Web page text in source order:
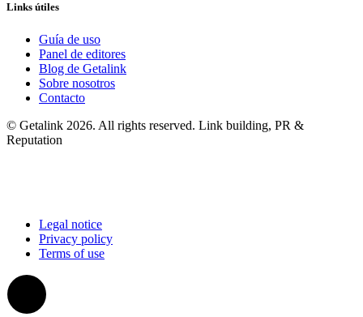
Links útiles
Guía de uso
Panel de editores
Blog de Getalink
Sobre nosotros
Contacto
© Getalink 2026. All rights reserved. Link building, PR &
Reputation
Legal notice
Privacy policy
Terms of use